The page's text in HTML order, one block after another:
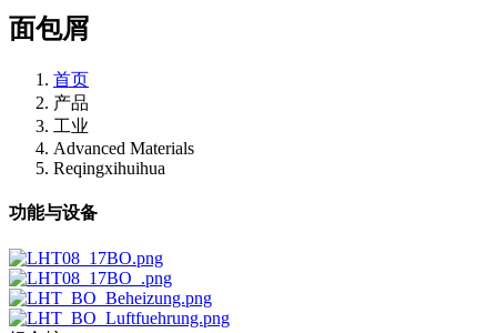
面包屑
首页
产品
工业
Advanced Materials
Reqingxihuihua
功能与设备